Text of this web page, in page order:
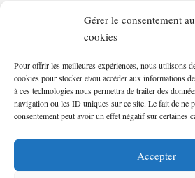
Gérer le consentement
cookies
Pour offrir les meilleures expériences, nous utilisons
cookies pour stocker et/ou accéder aux informations
à ces technologies nous permettra de traiter des
navigation ou les ID uniques sur ce site. Le fait de ne
consentement peut avoir un effet négatif sur certaines
Accepter
Politique de Cookie
Conditions générales de ventes et
FAQ
Service client
06.81.37.18.15
Moyens de paiements